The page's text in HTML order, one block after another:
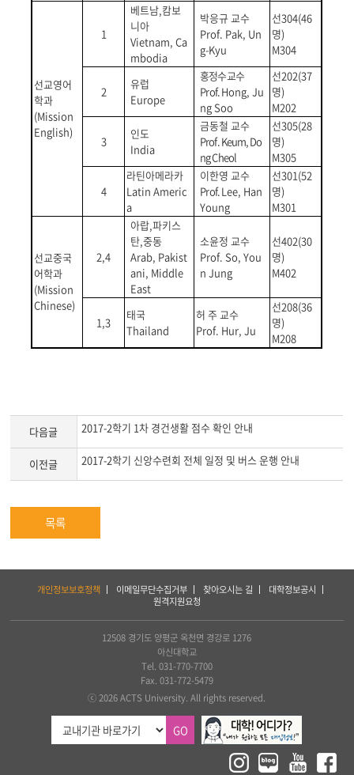
선교영어
학과
(Mission
English)
1
베트남,캄보
니아
Vietnam, Ca
mbodia
박응규 교수
Prof. Pak, Un
g-Kyu
선304(46
명)
M304
2
유럽
Europe
홍정수 교수
Prof.Hong, Ju
ng Soo
선202(37
명)
M202
3
인도
India
금동철 교수
Prof. Keum, Do
ng Cheol
선305(28
명)
M305
4
라틴아메라카
Latin Americ
a
이한영 교수
Prof.Lee, Han
Young
선301(52
명)
M301
선교중국
어학과
(Mission
Chinese)
2,4
아랍,파키스
탄,중동
Arab, Pakist
ani, Middle
East
소윤정 교수
Prof. So, You
n Jung
선402(30
명)
M402
1,3
태국
Thailand
허 주 교수
Prof. Hur, Ju
선208(36
명)
M208
다음글 2017-2학기 1차 경건생활 점수 확인 안내
이전글 2017-2학기 신앙수련회 전체 일정 및 버스 운행 안내
목록
개인정보보호정책 이메일무단수집거부 찾아오시는 길
대학정보공시
원격지원요청
12508 경기도 양평군 옥천면 경강로 1276
아신대학교
Tel. 031-770-7700
Fax. 031-772-5479
ⓒ 2026 ACTS University. All rights reserved.
GO